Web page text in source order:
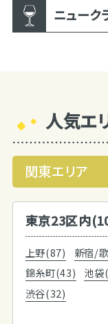
ニューク
人気エ
関東エリア
東京23区内
上野(87) 新宿/
錦糸町(43)
池
渋谷(32)